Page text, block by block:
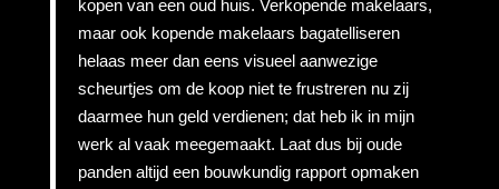
kopen van een oud huis. Verkopende makelaars,
maar ook kopende makelaars bagatelliseren
helaas meer dan eens visueel aanwezige
scheurtjes om de koop niet te frustreren nu zij
daarmee hun geld verdienen; dat heb ik in mijn
werk al vaak meegemaakt. Laat dus bij oude
panden altijd een bouwkundig rapport opmaken